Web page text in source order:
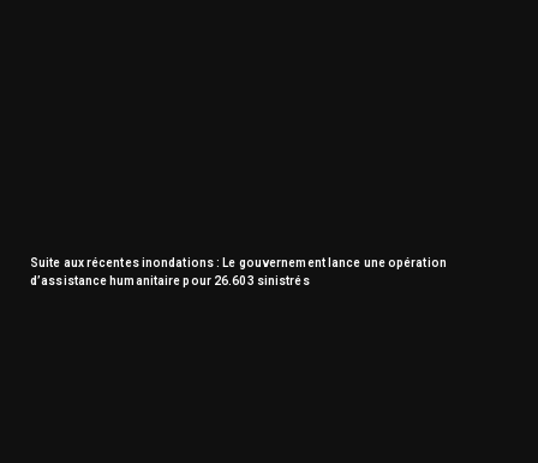
Suite aux récentes inondations : Le gouvernement lance une opération
d’assistance humanitaire pour 26.603 sinistrés